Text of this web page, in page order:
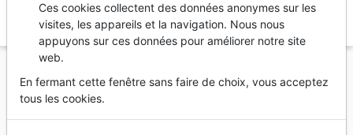
Vous ne pouvez pas créer de nouvelle commande
depuis votre pays (United States).
Ces cookies collectent des données anonymes sur les
visites, les appareils et la navigation. Nous nous
appuyons sur ces données pour améliorer notre site
web.
En fermant cette fenêtre sans faire de choix, vous acceptez
tous les cookies.